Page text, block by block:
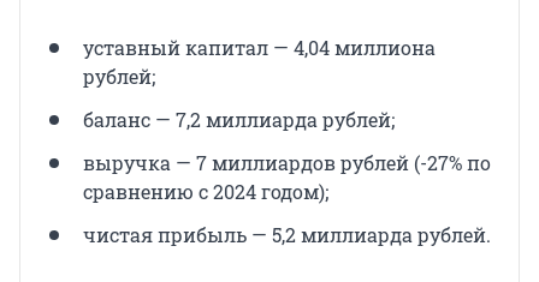
уставный капитал — 4,04 миллиона
рублей;
баланс — 7,2 миллиарда рублей;
выручка — 7 миллиардов рублей (-27% по
сравнению с 2024 годом);
чистая прибыль — 5,2 миллиарда рублей.